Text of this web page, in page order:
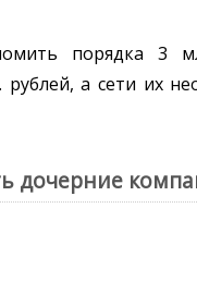
порядка 3
а сети их
дочерние